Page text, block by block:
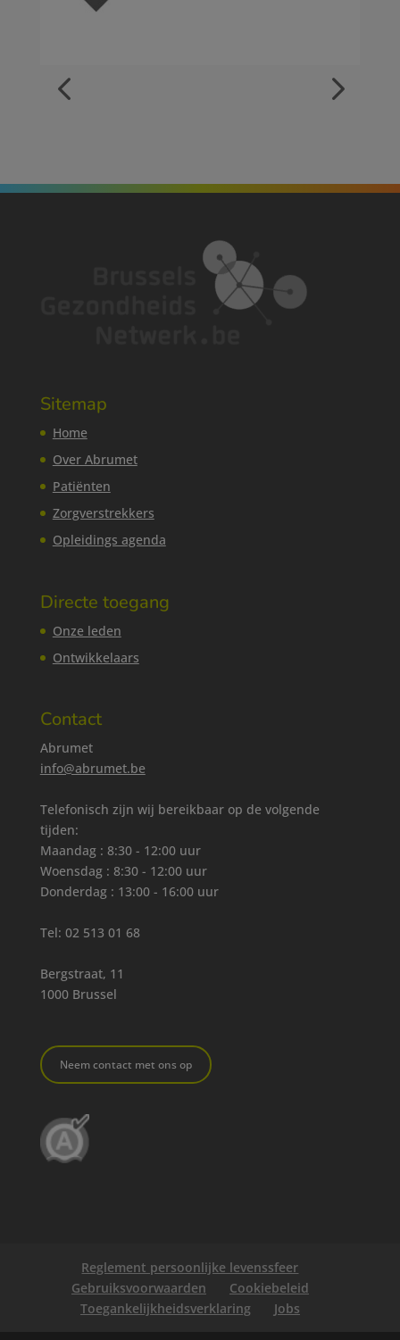
Sitemap
Home
Over Abrumet
Patiënten
Zorgverstrekkers
Opleidings agenda
Directe toegang
Onze leden
Ontwikkelaars
Contact
Abrumet
info@abrumet.be
Telefonisch zijn wij bereikbaar op de volgende
tijden:
Maandag : 8:30 - 12:00 uur
Woensdag : 8:30 - 12:00 uur
Donderdag : 13:00 - 16:00 uur
Tel: 02 513 01 68
Bergstraat, 11
1000 Brussel
Neem contact met ons op
Reglement persoonlijke levenssfeer
Gebruiksvoorwaarden
Cookiebeleid
Toegankelijkheidsverklaring
Jobs